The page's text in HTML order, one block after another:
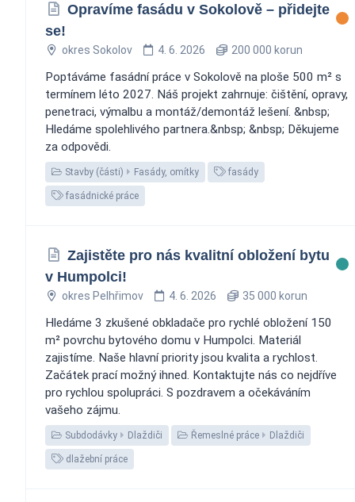
Opravíme fasádu v Sokolově – přidejte
se!
okres Sokolov 4. 6. 2026 200 000 korun
Poptáváme fasádní práce v Sokolově na ploše 500 m² s
termínem léto 2027. Náš projekt zahrnuje: čištění, opravy,
penetraci, výmalbu a montáž/demontáž lešení. &nbsp;
Hledáme spolehlivého partnera.&nbsp; &nbsp; Děkujeme
za odpovědi.
Stavby (části) Fasády, omítky fasády
fasádnické práce
Zajistěte pro nás kvalitní obložení bytu
v Humpolci!
okres Pelhřimov 4. 6. 2026 35 000 korun
Hledáme 3 zkušené obkladače pro rychlé obložení 150
m² povrchu bytového domu v Humpolci. Materiál
zajistíme. Naše hlavní priority jsou kvalita a rychlost.
Začátek prací možný ihned. Kontaktujte nás co nejdříve
pro rychlou spolupráci. S pozdravem a očekáváním
vašeho zájmu.
Subdodávky Dlaždiči Řemeslné práce Dlaždiči
dlažební práce